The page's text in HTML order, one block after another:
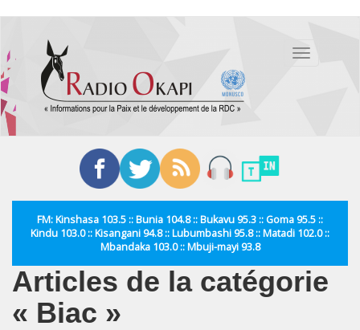
contenu
principal
Toggle
FM: Kinshasa 103.5 :: Bunia 104.8 :: Bukavu 95.3 :: Goma 95.5 ::
Kindu 103.0 :: Kisangani 94.8 :: Lubumbashi 95.8 :: Matadi 102.0 ::
Mbandaka 103.0 :: Mbuji-mayi 93.8
Articles de la catégorie
« Biac »